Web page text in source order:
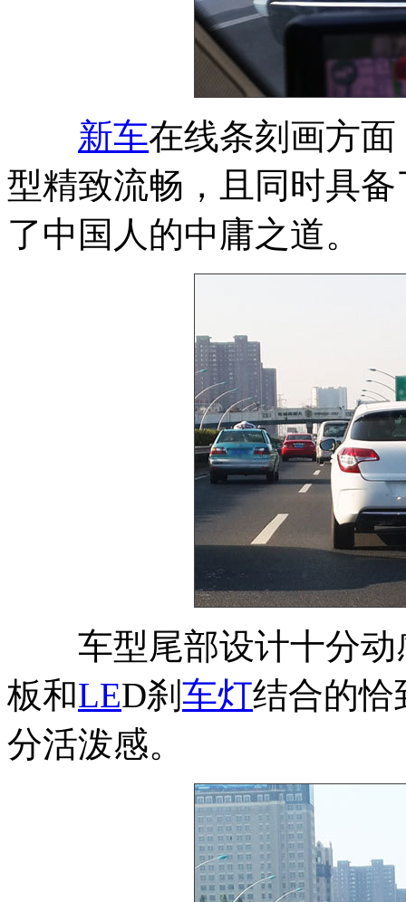
新车在线条刻画方
型精致流畅，且同时具
了中国人的中庸之道。
车型尾部设计十分动
板和LED刹 车灯结合的恰
分活泼感。